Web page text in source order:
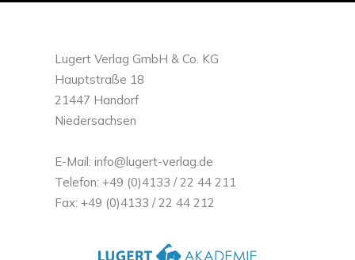
Lugert Verlag GmbH & Co. KG
Hauptstraße 18
21447 Handorf
Niedersachsen
E-Mail: info@lugert-verlag.de
Telefon: +49 (0)4133 / 22 44 211
Fax: +49 (0)4133 / 22 44 212